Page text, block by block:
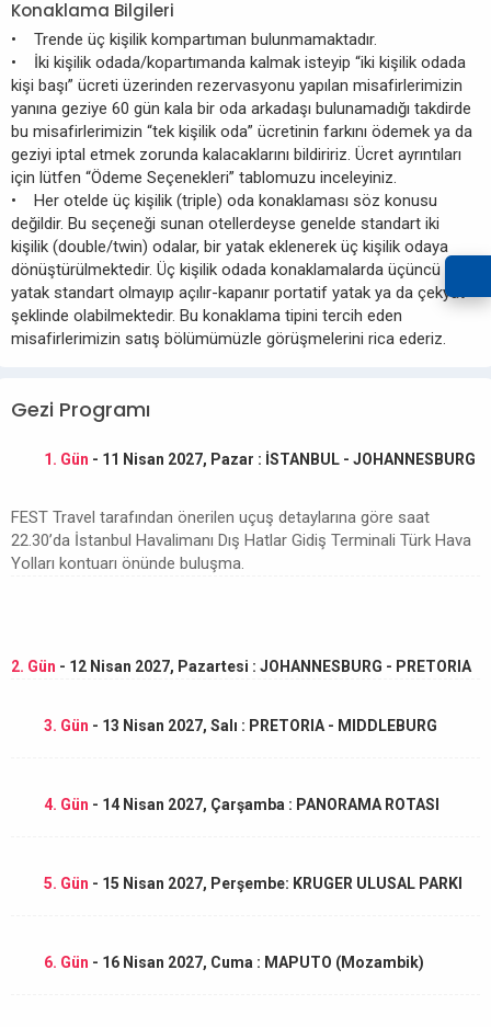
Konaklama Bilgileri
• Trende üç kişilik kompartıman bulunmamaktadır.
• İki kişilik odada/kopartımanda kalmak isteyip “iki kişilik odada
kişi başı” ücreti üzerinden rezervasyonu yapılan misafirlerimizin
yanına geziye 60 gün kala bir oda arkadaşı bulunamadığı takdirde
bu misafirlerimizin “tek kişilik oda” ücretinin farkını ödemek ya da
geziyi iptal etmek zorunda kalacaklarını bildiririz. Ücret ayrıntıları
için lütfen “Ödeme Seçenekleri” tablomuzu inceleyiniz.
• Her otelde üç kişilik (triple) oda konaklaması söz konusu
değildir. Bu seçeneği sunan otellerdeyse genelde standart iki
kişilik (double/twin) odalar, bir yatak eklenerek üç kişilik odaya
dönüştürülmektedir. Üç kişilik odada konaklamalarda üçüncü
yatak standart olmayıp açılır-kapanır portatif yatak ya da çekyat
şeklinde olabilmektedir. Bu konaklama tipini tercih eden
misafirlerimizin satış bölümümüzle görüşmelerini rica ederiz.
Gezi Programı
1. Gün - 11 Nisan 2027, Pazar : İSTANBUL - JOHANNESBURG
FEST Travel tarafından önerilen uçuş detaylarına göre saat
22.30’da İstanbul Havalimanı Dış Hatlar Gidiş Terminali Türk Hava
Yolları kontuarı önünde buluşma.
2. Gün - 12 Nisan 2027, Pazartesi : JOHANNESBURG - PRETORIA
3. Gün - 13 Nisan 2027, Salı : PRETORIA - MIDDLEBURG
4. Gün - 14 Nisan 2027, Çarşamba : PANORAMA ROTASI
5. Gün - 15 Nisan 2027, Perşembe: KRUGER ULUSAL PARKI
6. Gün - 16 Nisan 2027, Cuma : MAPUTO (Mozambik)